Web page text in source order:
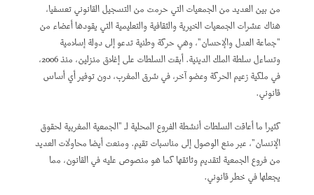
من بين العديد من الجمعيات التي حرمت من التسجيل القانوني تعسفيا،
هناك عشرات الجمعيات الخيرية والثقافية والتعليمية التي يقودها أعضاء من
"جماعة العدل والإحسان"، وهي حركة وطنية تدعو إلى دولة إسلامية
وتساءل سلطة الملك الدينية. أبقت السلطات على إغلاق منزلين، منذ 2006،
في ملكية زعيم الحركة وعضو آخر، في شرق المغرب، دون توفير أي أساس
قانوني.
كثيرا ما أعاقت السلطات أنشطة الفروع المحلية لـ "الجمعية المغربية لحقوق
الإنسان"، عبر منع الوصول إلى مناسبات تقيم. ومنعت أيضا محاولات العديد
من فروع الجمعية لتقديم وثائقها كما هو منصوص عليه في القانون، مما
يجعلها في خطر قانوني.